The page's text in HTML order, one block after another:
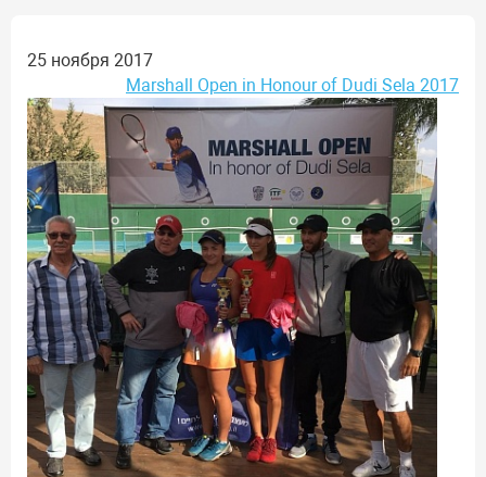
25 ноября 2017
Marshall Open in Honour of Dudi Sela 2017